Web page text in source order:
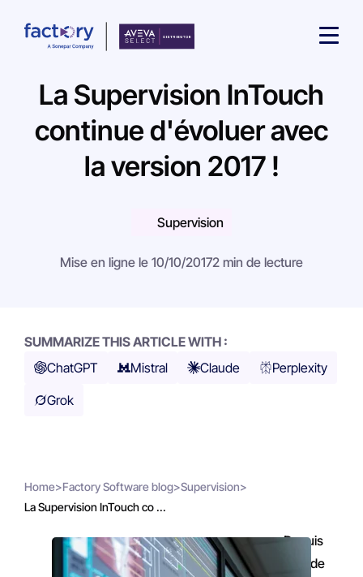
La Supervision InTouch
continue d'évoluer avec
la version 2017 !
Supervision
Mise en ligne le 10/10/20172 min de lecture
SUMMARIZE THIS ARTICLE WITH :
ChatGPT
Mistral Claude
Perplexity
Grok
Home>Factory Software blog>Supervision>
La Supervision InTouch co ...
Depuis
plus de